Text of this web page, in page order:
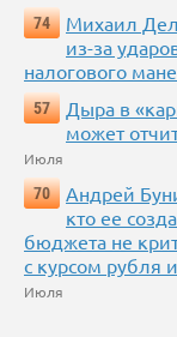
74
Михаил
из-за
налогового
57
Дыра в
может
Июля
70
Андрей
кто ее
бюджета не
с курсом рубля
Июля